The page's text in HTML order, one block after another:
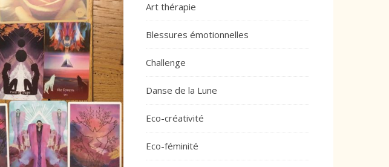
Art thérapie
Blessures émotionnelles
Challenge
Danse de la Lune
Eco-créativité
Eco-féminité